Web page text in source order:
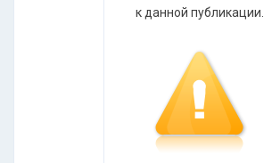
к данной публикации.